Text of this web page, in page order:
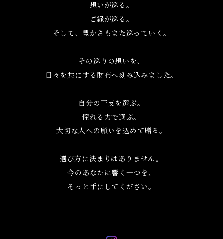
想いが巡る。
ご縁が巡る。
そして、豊かさもまた巡っていく。
その巡りの想いを、
日々を共にする財布へ刻み込みました。
自分の干支を選ぶ。
憧れる力で選ぶ。
大切な人への願いを込めて贈る。
選び方に決まりはありません。
今のあなたに響く一つを、
そっと手にしてください。